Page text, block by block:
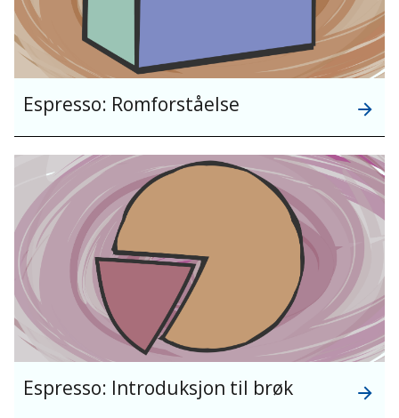
Espresso: Romforståelse
Espresso: Introduksjon til brøk